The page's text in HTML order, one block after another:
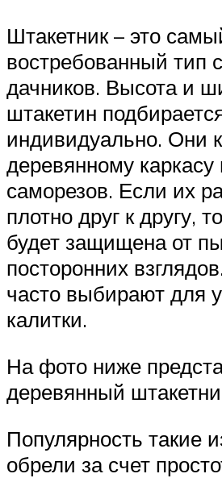
Штакетник – это
востребованный тип
дачников. Высота и
штакетин
индивидуально. Они
деревянному
саморезов. Если их
плотно друг к другу,
будет защищена от
посторонних
часто выбирают для
калитки.
На фото ниже
деревянный
Популярность такие
обрели за счет